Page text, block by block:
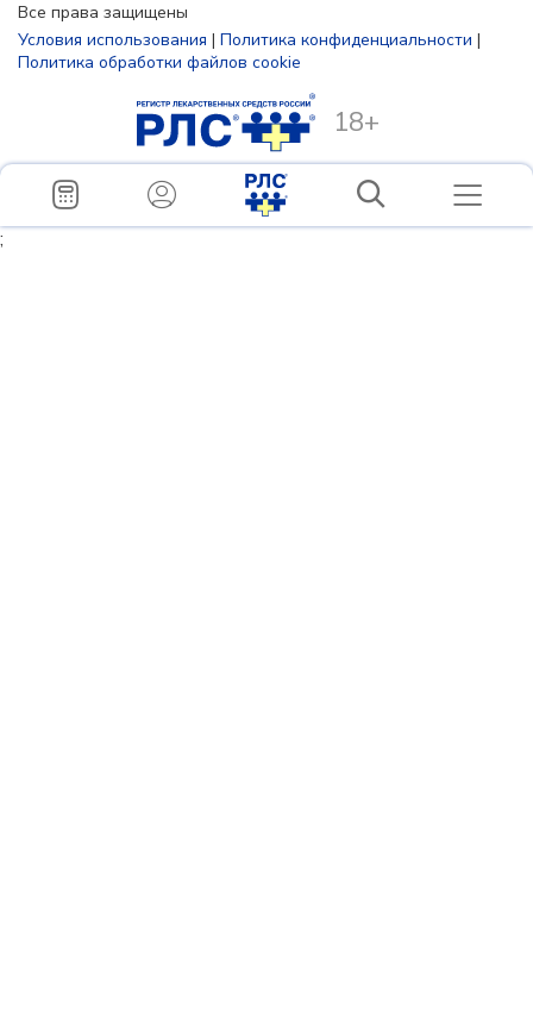
Все права защищены
Условия использования | Политика конфиденциальности |
Политика обработки файлов cookie
18+
;